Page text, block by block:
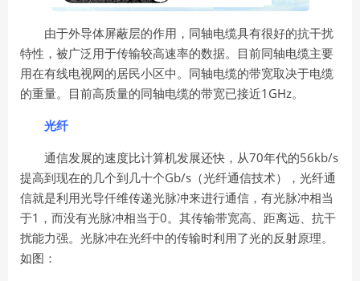
由于外导体屏蔽层的作用，同轴电缆具有很好的抗干扰
特性，被广泛用于传输较高速率的数据。目前同轴电缆主要
用在有线电视网的居民小区中。同轴电缆的带宽取决于电缆
的重量。目前高质量的同轴电缆的带宽已接近1GHz。
光纤
通信发展的速度比计算机发展还快，从70年代的56kb/s
提高到现在的几个到几十个Gb/s （光纤通信技术），光纤通
信就是利用光导仟维传递光脉冲来进行通信，有光脉冲相当
于1 ，而没有光脉冲相当于0。其传输带宽高、距离远、抗干
扰能力强。光脉冲在光纤中的传输时利用了光的反射原理。
如图：